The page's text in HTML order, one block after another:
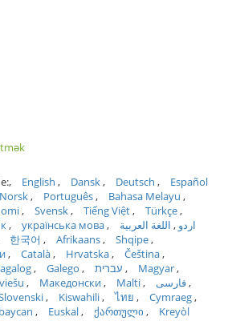
English Dansk Deutsch
Español
Norsk Português
Bahasa Melayu
Svensk Tiếng Việt
Türkçe
українська мова اردو
اللغة العربية
한국어 Afrikaans
Shqipe
Català Hrvatska
Čeština
Galego עברית
Magyar
Македонски Malti
فارسی
Kiswahili ไทย
Cymraeg
Euskal ქართული
Kreyòl